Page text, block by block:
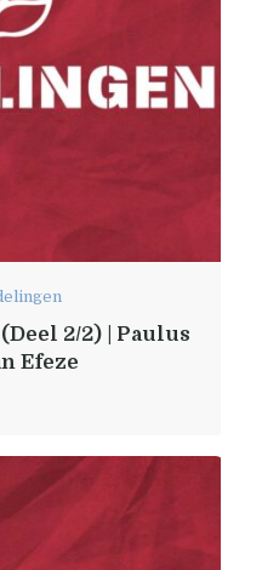
2/2) | Paulus
Efeze